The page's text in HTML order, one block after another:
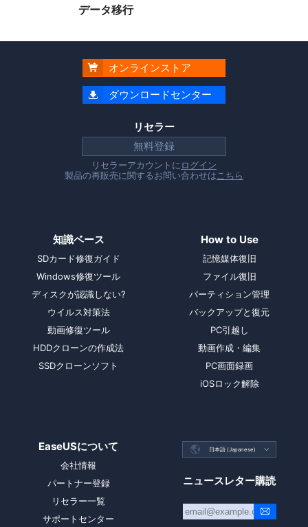
データ移行
 オンラインストア
 ダウンロードセンター
リセラー
無料登録
リセラーアカウントに ログイン
製品の再販売に関するお問い合わせは こちら
知識ベース
SDカード修復ガイド
Windows修復ツール
ディスクが認識しない?
ウイルス対策法
動画修復ツール
HDDクローンの作成法
SSDクローンソフト
How to Use
記憶媒体復旧
ファイル復旧
パーティション管理
バックアップと復元
PC引越し
動画作成・編集
PC画面録画
iOSロック解除
EaseUSについて
会社情報
パートナー登録
リセラー一覧
サポートセンター
 日本語 (Japanese) 
ニュースレター購読